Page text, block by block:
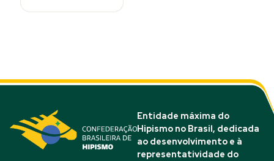
Entidade máxima do
Hipismo no Brasil, dedicada
ao desenvolvimento e à
representatividade do